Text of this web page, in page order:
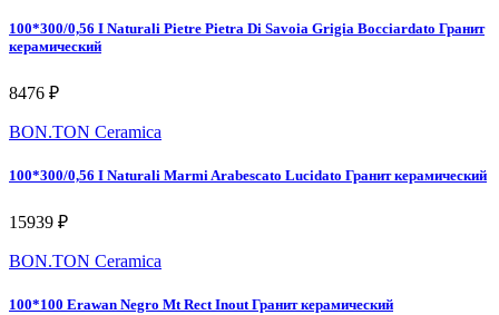
100*300/0,56 I Naturali Pietre Pietra Di Savoia Grigia Bocciardato Гранит
керамический
8476 ₽
BON.TON Ceramica
100*300/0,56 I Naturali Marmi Arabescato Lucidato Гранит керамический
15939 ₽
BON.TON Ceramica
100*100 Erawan Negro Mt Rect Inout Гранит керамический